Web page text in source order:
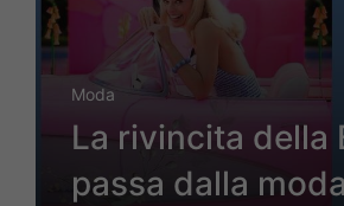
Moda
La rivincita della
passa dalla